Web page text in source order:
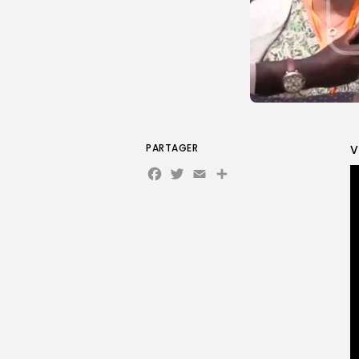
PARTAGER
Facebook
Twitter
Email